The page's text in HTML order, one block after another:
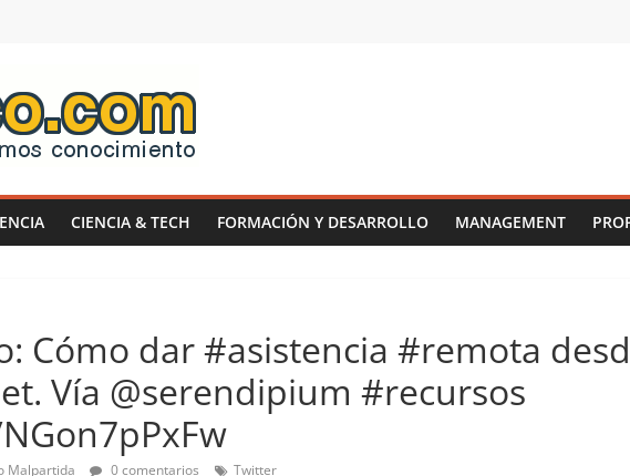
CIENCIA & TECH FORMACIÓN Y DESARROLLO MANAGEMENT
Cómo dar #asistencia #remota
Vía @serendipium #recursos
Malpartida 0 comentarios Twitter